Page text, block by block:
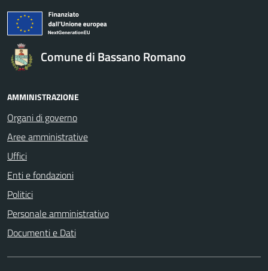
Comune di Bassano Romano
AMMINISTRAZIONE
Organi di governo
Aree amministrative
Uffici
Enti e fondazioni
Politici
Personale amministrativo
Documenti e Dati